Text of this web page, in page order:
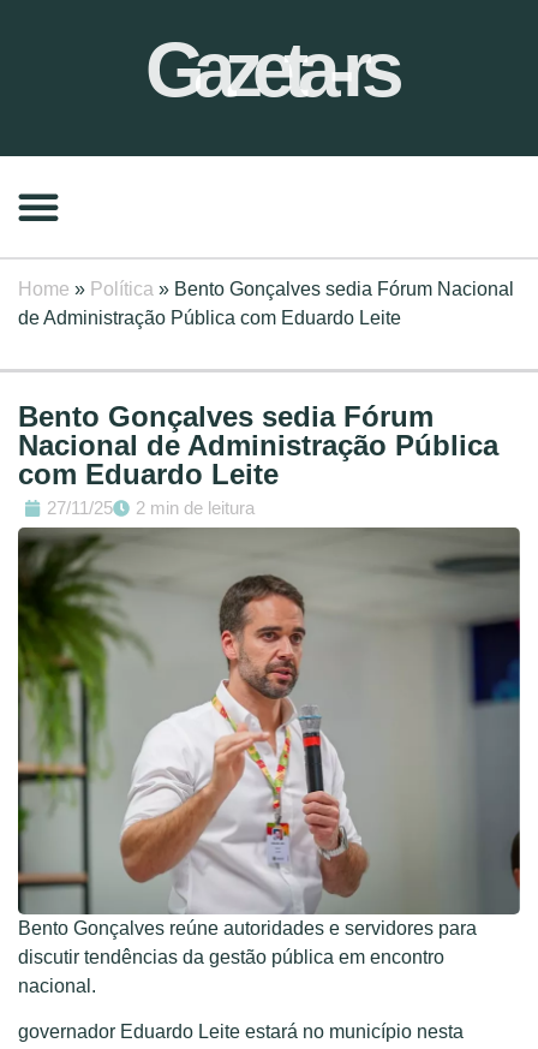
Gazeta-rs
Home » Política » Bento Gonçalves sedia Fórum Nacional
de Administração Pública com Eduardo Leite
Bento Gonçalves sedia Fórum
Nacional de Administração Pública
com Eduardo Leite
27/11/25 2 min de leitura
Bento Gonçalves reúne autoridades e servidores para
discutir tendências da gestão pública em encontro
nacional.
governador Eduardo Leite estará no município nesta